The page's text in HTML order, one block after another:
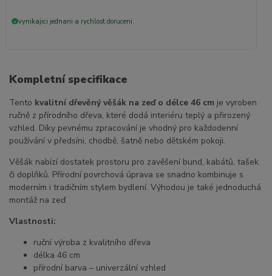
+ vynikajici jednani a rychlost doruceni.
Kompletní specifikace
Tento kvalitní dřevěný věšák na zeď o délce 46 cm je vyroben
ručně z přírodního dřeva, které dodá interiéru teplý a přirozený
vzhled. Díky pevnému zpracování je vhodný pro každodenní
používání v předsíni, chodbě, šatně nebo dětském pokoji.
Věšák nabízí dostatek prostoru pro zavěšení bund, kabátů, tašek
či doplňků. Přírodní povrchová úprava se snadno kombinuje s
moderním i tradičním stylem bydlení. Výhodou je také jednoduchá
montáž na zeď.
Vlastnosti:
ruční výroba z kvalitního dřeva
délka 46 cm
přírodní barva – univerzální vzhled